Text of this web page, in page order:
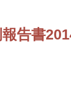
告書